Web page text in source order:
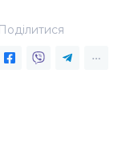
Поділитися